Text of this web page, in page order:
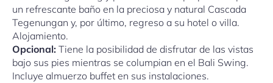
un refrescante baño en la preciosa y natural Cascada
Tegenungan y, por último, regreso a su hotel o villa.
Alojamiento.
Opcional: Tiene la posibilidad de disfrutar de las vistas
bajo sus pies mientras se columpian en el Bali Swing.
Incluye almuerzo buffet en sus instalaciones.